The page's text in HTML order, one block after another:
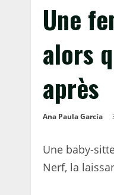
Une
alors
après
Ana Paula García
Une baby-
Nerf, la